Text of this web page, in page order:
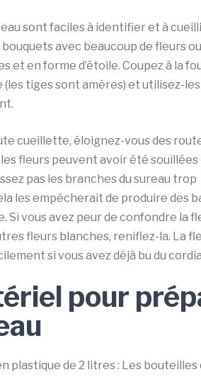
sont faciles à identifier et à
avec beaucoup de fleurs
et en forme d’étoile. Coupez à la
tiges sont amères) et utilisez-les
cueillette, éloignez-vous des
fleurs peuvent avoir été souillées
pas les branches du sureau trop
les empêcherait de produire des
Si vous avez peur de confondre la
fleurs blanches, reniflez-la. La
si vous avez déjà bu du
pour
plastique de 2 litres : Les